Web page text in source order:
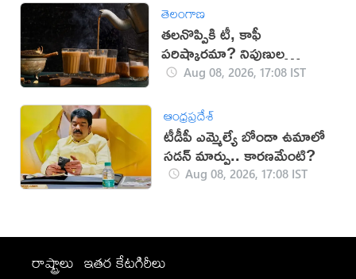
తెలంగాణ
తలనొప్పికి టీ, కాఫీ
పరిష్కారమా? నిపుణుల
సూచనలు ఇవే!
Aug 08, 2026, 17:08 IST
ఆంధ్రప్రదేశ్
టీడీపీ ఎమ్మెల్యే బోండా ఉమాలో
సడన్‌ మార్పు.. కారణమేంటి?
Aug 08, 2026, 17:08 IST
రాష్ట్రాలు ఇతర కేటగిరీలు